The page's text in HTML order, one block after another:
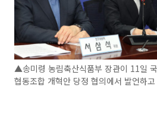
▲송미령 농림축산식품부 장관이 11일
협동조합 개혁안 당정 협의에서 발언하